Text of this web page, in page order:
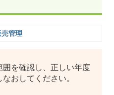
売管理
囲を確認し、正しい年度
おしてください。